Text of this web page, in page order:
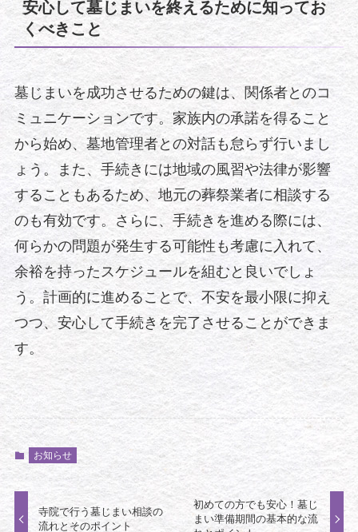
安心して墓じまいを終えるために知ってお
くべきこと
墓じまいを成功させるための鍵は、関係者とのコ
ミュニケーションです。家族内の承諾を得ること
から始め、墓地管理者との対話も怠らず行いまし
ょう。また、手続きには地域の風習や法律が影響
することもあるため、地元の葬祭業者に相談する
のも有効です。さらに、手続きを進める際には、
何らかの問題が発生する可能性も考慮に入れて、
余裕を持ったスケジュールを組むと良いでしょ
う。計画的に進めることで、不安を最小限に抑え
つつ、安心して手続きを完了させることができま
す。
お知らせ
寺院で行う墓じまい相談の
流れとそのポイント
初めての方でも安心！墓じ
まい準備期間の基本的な流